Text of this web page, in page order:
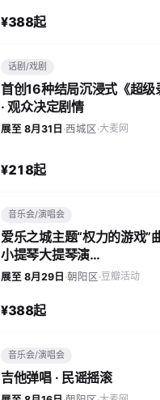
¥388起
话剧/戏剧
首创16种结局沉浸式《超级
· 观众决定剧情
展至 8月31日 ·西城区·大麦网
¥218起
音乐会/演唱会
爱乐之城主题“权力的游戏”
小提琴大提琴演…
展至 8月29日 ·朝阳区·豆瓣活动
¥388起
音乐会/演唱会
吉他弹唱 · 民谣摇滚